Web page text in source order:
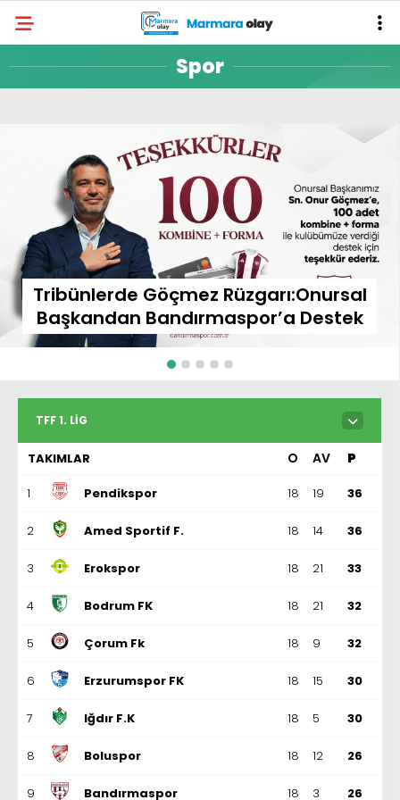
Spor
Tribünlerde Göçmez Rüzgarı:Onursal
Başkandan Bandırmaspor’a Destek
TFF 1. LIG
TAKIMLAR O AV P
1 Pendikspor 18 19 36
2 Amed Sportif F. 18 14 36
3 Erokspor 18 21 33
4 Bodrum FK 18 21 32
5 Çorum Fk 18 9 32
6 Erzurumspor FK 18 15 30
7 Iğdır F.K 18 5 30
8 Boluspor 18 12 26
9 Bandırmaspor 18 3 26